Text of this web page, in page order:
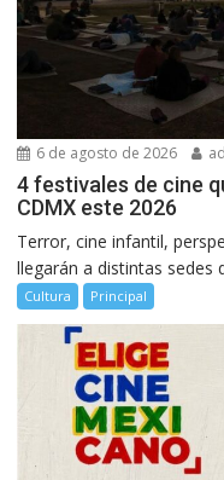
6 de agosto de 2026
4 festivales de cine
CDMX este 2026
Terror, cine infantil,
llegarán a distintas sedes
Cultura Principal